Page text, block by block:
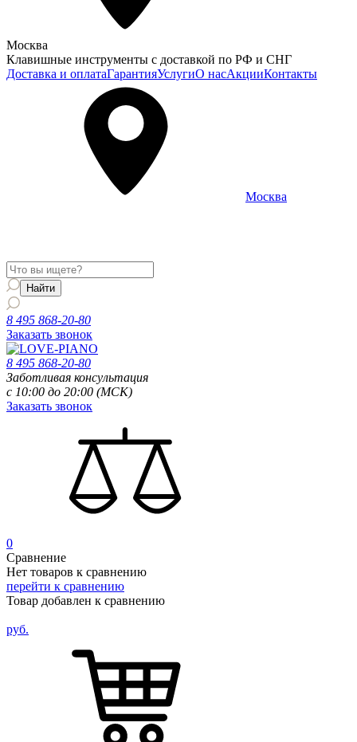
Москва
Клавишные инструменты с доставкой по РФ и СНГ
Доставка и оплатаГарантияУслугиО насАкцииКонтакты
Москва
8 495 868-20-80
Заказать звонок
8 495 868-20-80
Заботливая консультация
с 10:00 до 20:00 (МСК)
Заказать звонок
0
Сравнение
Нет товаров к сравнению
перейти к сравнению
Товар добавлен к сравнению
руб.